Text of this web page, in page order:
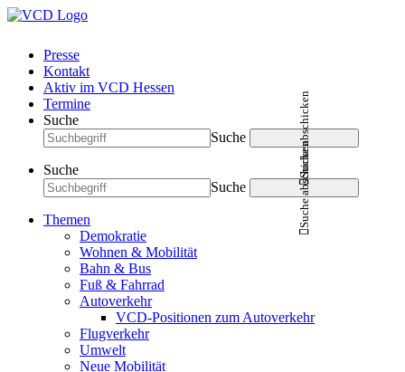
Presse
Kontakt
Aktiv im VCD Hessen
Termine
Suche
Suche
Suche abschicken
Suche
Suche
Suche abschicken
Themen
Demokratie
Wohnen & Mobilität
Bahn & Bus
Fuß & Fahrrad
Autoverkehr
VCD-Positionen zum Autoverkehr
Flugverkehr
Umwelt
Neue Mobilität